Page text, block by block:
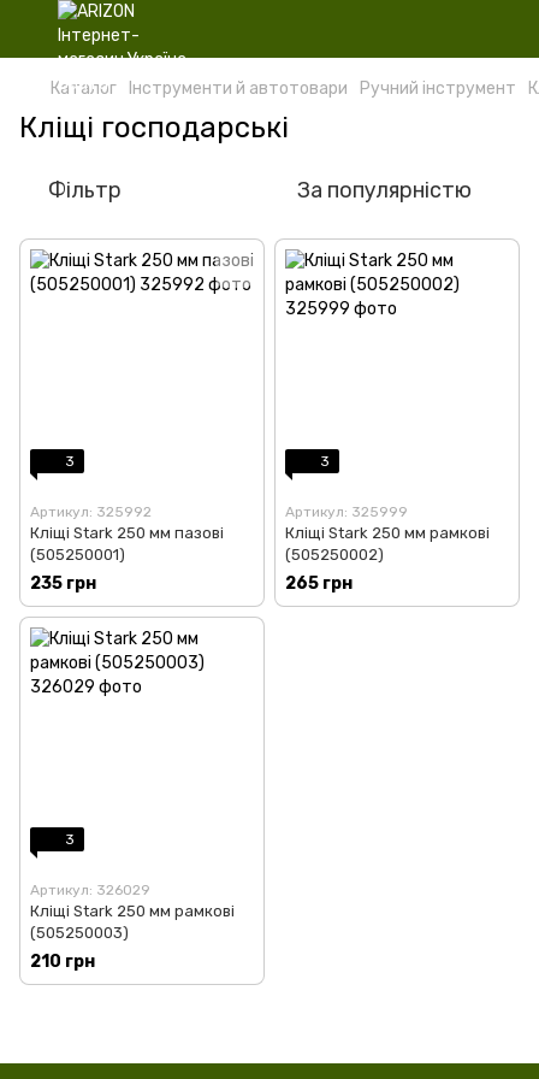
Каталог Інструменти й автотовари Ручний інструмент
Кліщі господарські
Фільтр За популярністю
3
Артикул: 325992
Кліщі Stark 250 мм пазові
(505250001)
235 грн
3
Артикул: 325999
Кліщі Stark 250 мм рамкові
(505250002)
265 грн
3
Артикул: 326029
Кліщі Stark 250 мм рамкові
(505250003)
210 грн